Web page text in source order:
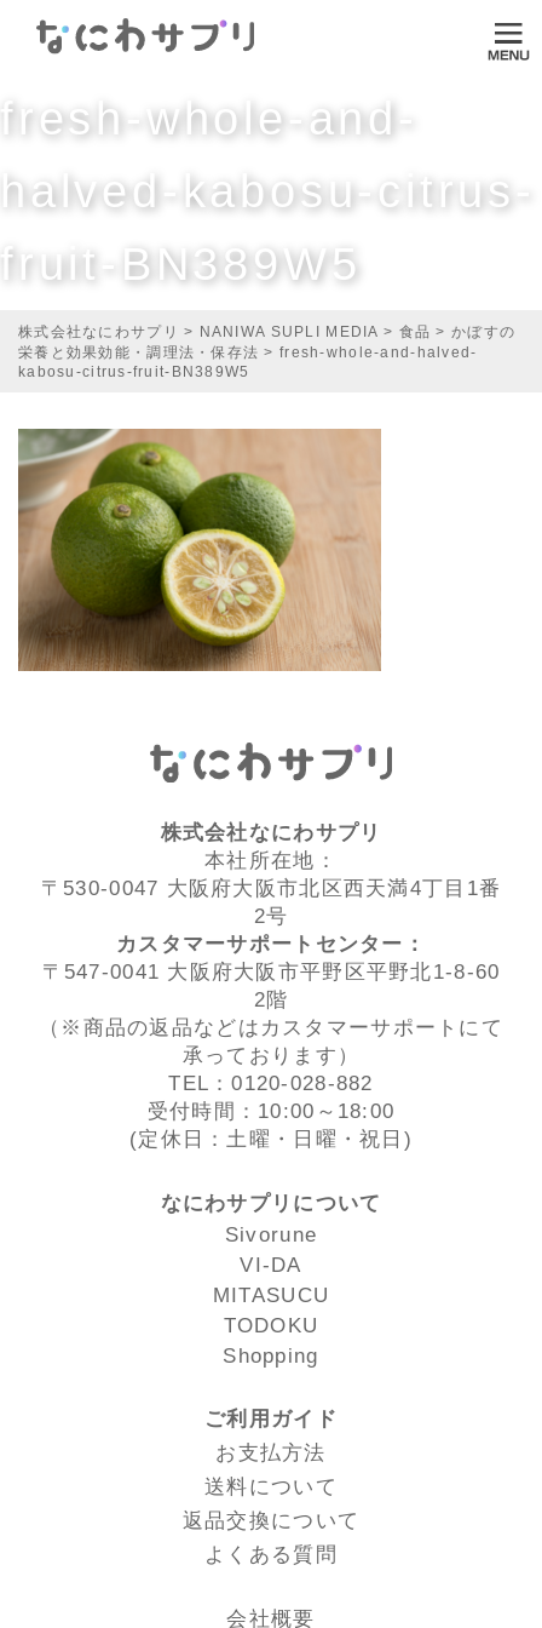
HOME
MITASUCU
TODOKU
Shopping
ご利用ガイド
オンラインダイエット
fresh-whole-and-
halved-kabosu-citrus-
fruit-BN389W5
株式会社なにわサプリ > NANIWA SUPLI MEDIA > 食品 > かぼすの
栄養と効果効能・調理法・保存法 >fresh-whole-and-halved-
kabosu-citrus-fruit-BN389W5
株式会社なにわサプリ
本社所在地：
〒530-0047 大阪府大阪市北区西天満4丁目1番
2号
カスタマーサポートセンター：
〒547-0041 大阪府大阪市平野区平野北1-8-60
2階
（※商品の返品などはカスタマーサポートにて
承っております）
TEL：0120-028-882
受付時間：10:00～18:00
(定休日：土曜・日曜・祝日)
なにわサプリについて
Sivorune
VI-DA
MITASUCU
TODOKU
Shopping
ご利用ガイド
お支払方法
送料について
返品交換について
よくある質問
会社概要